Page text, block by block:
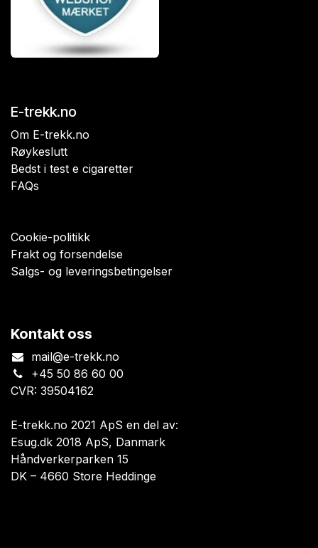
E-trekk.no
Om E-trekk.no
Røykeslutt
Bedst i test e cigaretter
FAQs
Cookie-politikk
Frakt og forsendelse
Salgs- og leveringsbetingelser
Kontakt oss
mail@e-trekk.no
+45 50 86 60 00
CVR: 39504162
E-trekk.no 2021 ApS en del av:
Esug.dk 2018 ApS, Danmark
Håndverkerparken 15
DK – 4660 Store Heddinge